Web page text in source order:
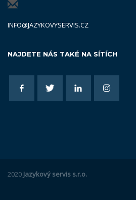
INFO@JAZYKOVYSERVIS.CZ
NAJDETE NÁS TAKÉ NA SÍTÍCH
2020 Jazykový servis s.r.o.